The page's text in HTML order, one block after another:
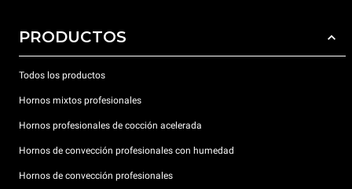
PRODUCTOS
Todos los productos
Hornos mixtos profesionales
Hornos profesionales de cocción acelerada
Hornos de convección profesionales con humedad
Hornos de convección profesionales